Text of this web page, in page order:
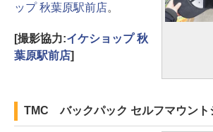
ップ 秋葉原駅前店。
[撮影協力:イケショップ 秋
葉原駅前店]
TMC バックパック セルフマウント